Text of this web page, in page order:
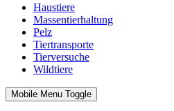
Haustiere
Massentierhaltung
Pelz
Tiertransporte
Tierversuche
Wildtiere
Mobile Menu Toggle